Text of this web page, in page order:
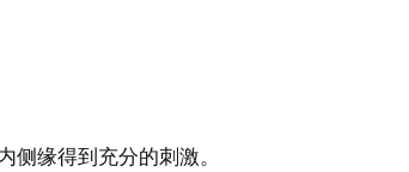
侧缘得到充分的刺激。